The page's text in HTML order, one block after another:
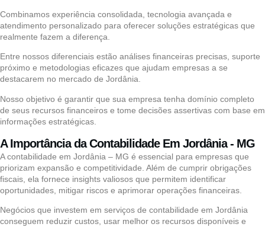
Combinamos experiência consolidada, tecnologia avançada e
atendimento personalizado para oferecer soluções estratégicas que
realmente fazem a diferença.
Entre nossos diferenciais estão análises financeiras precisas, suporte
próximo e metodologias eficazes que ajudam empresas a se
destacarem no mercado de Jordânia.
Nosso objetivo é garantir que sua empresa tenha domínio completo
de seus recursos financeiros e tome decisões assertivas com base em
informações estratégicas.
A Importância da Contabilidade Em Jordânia - MG
A contabilidade em Jordânia – MG é essencial para empresas que
priorizam expansão e competitividade. Além de cumprir obrigações
fiscais, ela fornece insights valiosos que permitem identificar
oportunidades, mitigar riscos e aprimorar operações financeiras.
Negócios que investem em serviços de contabilidade em Jordânia
conseguem reduzir custos, usar melhor os recursos disponíveis e